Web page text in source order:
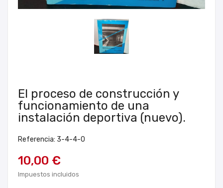
El proceso de construcción y
funcionamiento de una
instalación deportiva (nuevo).
Referencia: 3-4-4-0
10,00 €
Impuestos incluidos